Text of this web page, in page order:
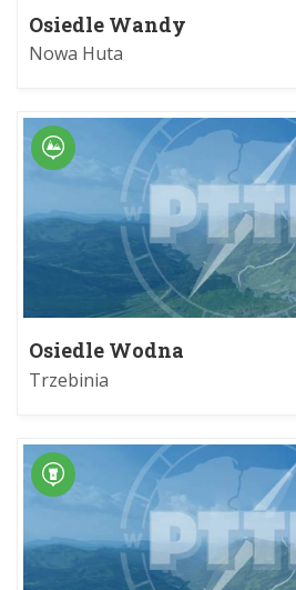
Osiedle Wandy
Nowa Huta
Osiedle Wodna
Trzebinia